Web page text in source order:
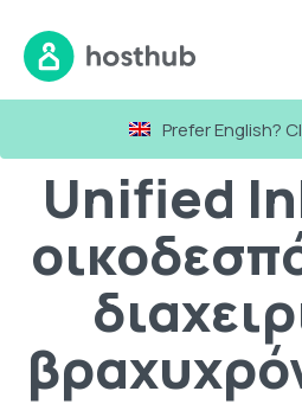
Prefer English?
Unified